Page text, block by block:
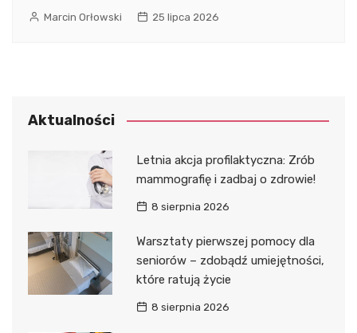
Marcin Orłowski 25 lipca 2026
Aktualności
Letnia akcja profilaktyczna: Zrób
mammografię i zadbaj o zdrowie!
8 sierpnia 2026
Warsztaty pierwszej pomocy dla
seniorów – zdobądź umiejętności,
które ratują życie
8 sierpnia 2026